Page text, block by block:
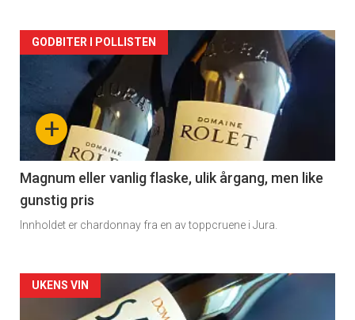
Forsiden
akkurat
nå
3
+
GODBITER I POLLISTEN
Magnum eller vanlig flaske, ulik årgang, men like
gunstig pris
Innholdet er chardonnay fra en av toppcruene i Jura.
Forsiden
UKENS VIN